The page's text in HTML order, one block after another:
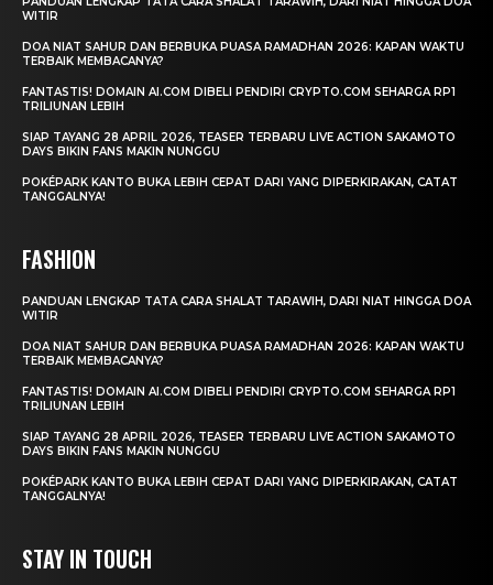
WITIR
DOA NIAT SAHUR DAN BERBUKA PUASA RAMADHAN 2026: KAPAN WAKTU
TERBAIK MEMBACANYA?
FANTASTIS! DOMAIN AI.COM DIBELI PENDIRI CRYPTO.COM SEHARGA RP1
TRILIUNAN LEBIH
SIAP TAYANG 28 APRIL 2026, TEASER TERBARU LIVE ACTION SAKAMOTO
DAYS BIKIN FANS MAKIN NUNGGU
POKÉPARK KANTO BUKA LEBIH CEPAT DARI YANG DIPERKIRAKAN, CATAT
TANGGALNYA!
FASHION
PANDUAN LENGKAP TATA CARA SHALAT TARAWIH, DARI NIAT HINGGA DOA
WITIR
DOA NIAT SAHUR DAN BERBUKA PUASA RAMADHAN 2026: KAPAN WAKTU
TERBAIK MEMBACANYA?
FANTASTIS! DOMAIN AI.COM DIBELI PENDIRI CRYPTO.COM SEHARGA RP1
TRILIUNAN LEBIH
SIAP TAYANG 28 APRIL 2026, TEASER TERBARU LIVE ACTION SAKAMOTO
DAYS BIKIN FANS MAKIN NUNGGU
POKÉPARK KANTO BUKA LEBIH CEPAT DARI YANG DIPERKIRAKAN, CATAT
TANGGALNYA!
STAY IN TOUCH